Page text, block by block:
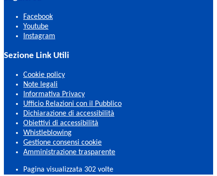
Facebook
Youtube
Instagram
Sezione Link Utili
Cookie policy
Note legali
Informativa Privacy
Ufficio Relazioni con il Pubblico
Dichiarazione di accessibilità
Obiettivi di accessibilità
Whistleblowing
Gestione consensi cookie
Amministrazione trasparente
Pagina visualizzata 302 volte